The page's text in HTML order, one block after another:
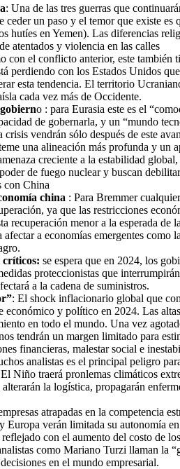
: Una de las tres guerras que
un paso y el temor que existe es
hutíes en Yemen). Las diferencias
atentados y violencia en las calles
con el conflicto anterior, este también
perdiendo con los Estados Unidos
esta tendencia. El territorio
cada vez más de Occidente.
o : para Eurasia este es el
de gobernarla, y un “mundo
crisis vendrán sólo después de este
una alineación más profunda y un
creciente a la estabilidad
de fuego nuclear y buscan
con China
china : Para Bremmer
ya que las restricciones
recuperación menor a la esperada de
afectar a economías emergentes
críticos: se espera que en 2024, los
proteccionistas que
a la cadena de suministros.
: El shock inflacionario global que
económico y político en 2024. Las
en todo el mundo. Una vez
tendrán un margen limitado para
financieras, malestar social e
analistas es el principal peligro
Niño traerá pronlemas climáticos
la logística, propagarán
atrapadas en la competencia
Europa verán limitada su autonomía
con el aumento del costo de
como Mariano Turzi llaman la
en el mundo empresarial.